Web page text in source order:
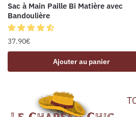
Sac à Main Paille Bi Matière avec
Bandoulière
37.90€
Ajouter au panier